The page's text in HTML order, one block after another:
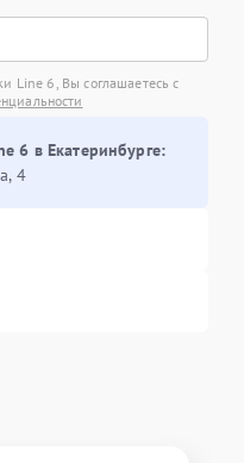
Line 6, Вы соглашаетесь с
6 в Екатеринбурге:
4